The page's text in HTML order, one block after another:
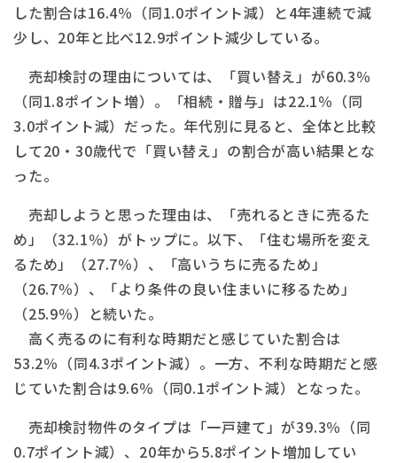
した割合は16.4％（同1.0ポイント減）と4年連続で減
少し、20年と比べ12.9ポイント減少している。
売却検討の理由については、「買い替え」が60.3％
（同1.8ポイント増）。「相続・贈与」は22.1％（同
3.0ポイント減）だった。年代別に見ると、全体と比較
して20・30歳代で「買い替え」の割合が高い結果とな
った。
売却しようと思った理由は、「売れるときに売るた
め」（32.1％）がトップに。以下、「住む場所を変え
るため」（27.7％）、「高いうちに売るため」
（26.7％）、「より条件の良い住まいに移るため」
（25.9％）と続いた。
高く売るのに有利な時期だと感じていた割合は
53.2％（同4.3ポイント減）。一方、不利な時期だと感
じていた割合は9.6％（同0.1ポイント減）となった。
売却検討物件のタイプは「一戸建て」が39.3％（同
0.7ポイント減）、20年から5.8ポイント増加してい